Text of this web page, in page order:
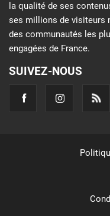
la qualité de ses
ses millions de visiteurs
des communautés les
engagées de France.
SUIVEZ-NOUS